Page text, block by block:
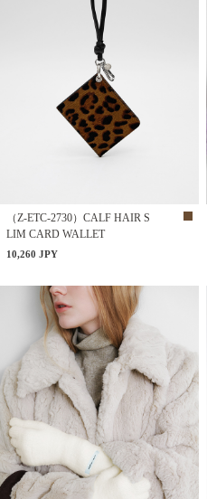
（Z-ETC-2730）CALF HAIR S
LIM CARD WALLET
10,260 JPY